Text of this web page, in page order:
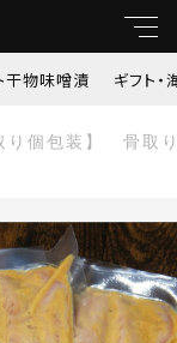
干物味噌漬 ギフト
り個包装】 骨
サバのソフト干